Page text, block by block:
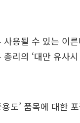
용될 수 있는 이
리의 ‘대만 유사
도’ 품목에 대한